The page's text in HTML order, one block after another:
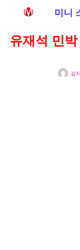
텐
미니
유재석 민
김